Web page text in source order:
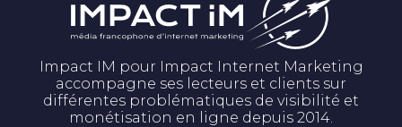
Impact IM pour Impact Internet Marketing
accompagne ses lecteurs et clients sur
différentes problématiques de visibilité et
monétisation en ligne depuis 2014.